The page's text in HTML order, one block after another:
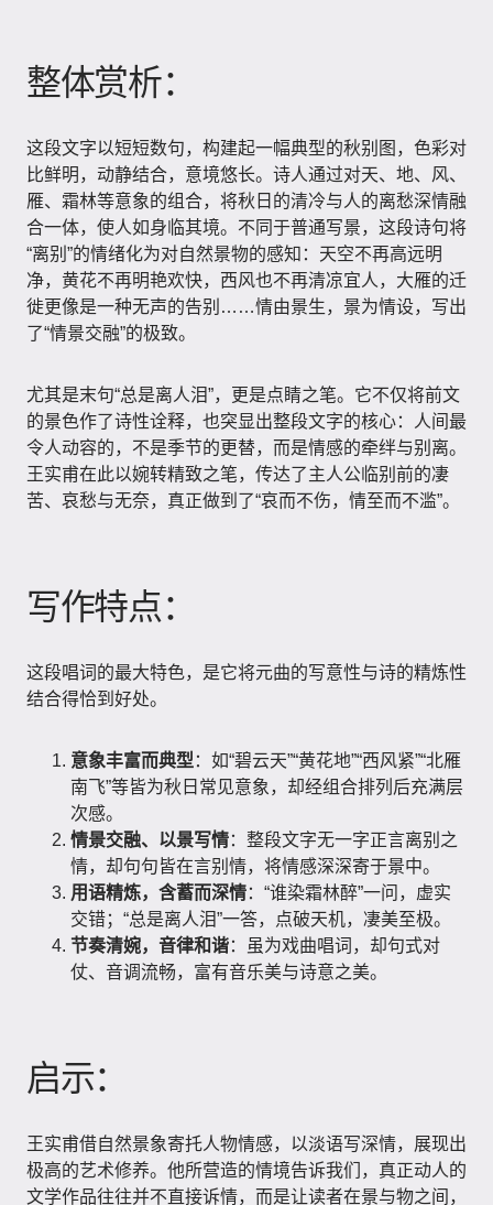
整体赏析：
这段文字以短短数句，构建起一幅典型的秋别图，色彩对
比鲜明，动静结合，意境悠长。诗人通过对天、地、风、
雁、霜林等意象的组合，将秋日的清冷与人的离愁深情融
合一体，使人如身临其境。不同于普通写景，这段诗句将
“离别”的情绪化为对自然景物的感知：天空不再高远明
净，黄花不再明艳欢快，西风也不再清凉宜人，大雁的迁
徙更像是一种无声的告别……情由景生，景为情设，写出
了“情景交融”的极致。
尤其是末句“总是离人泪”，更是点睛之笔。它不仅将前文
的景色作了诗性诠释，也突显出整段文字的核心：人间最
令人动容的，不是季节的更替，而是情感的牵绊与别离。
王实甫在此以婉转精致之笔，传达了主人公临别前的凄
苦、哀愁与无奈，真正做到了“哀而不伤，情至而不滥”。
写作特点：
这段唱词的最大特色，是它将元曲的写意性与诗的精炼性
结合得恰到好处。
意象丰富而典型 ：如“碧云天”“黄花地”“西风紧”“北雁
南飞”等皆为秋日常见意象，却经组合排列后充满层
次感。
情景交融、以景写情：整段文字无一字正言离别之
情，却句句皆在言别情，将情感深深寄于景中。
用语精炼，含蓄而深情：“谁染霜林醉”一问，虚实
交错；“总是离人泪”一答，点破天机，凄美至极。
节奏清婉，音律和谐：虽为戏曲唱词，却句式对
仗、音调流畅，富有音乐美与诗意之美。
启示：
王实甫借自然景象寄托人物情感，以淡语写深情，展现出
极高的艺术修养。他所营造的情境告诉我们，真正动人的
文学作品往往并不直接诉情，而是让读者在景与物之间，